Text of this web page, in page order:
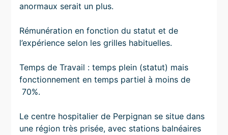
anormaux serait un plus.
Rémunération en fonction du statut et de
l’expérience selon les grilles habituelles.
Temps de Travail : temps plein (statut) mais
fonctionnement en temps partiel à moins de
70%.
Le centre hospitalier de Perpignan se situe dans
une région très prisée, avec stations balnéaires